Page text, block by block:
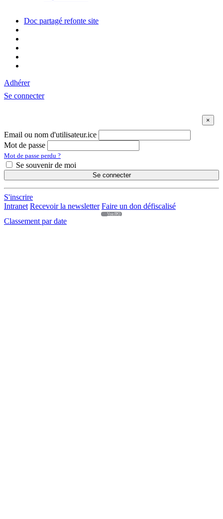
Doc partagé refonte site
Adhérer
Se connecter
Email ou nom d'utilisateur.ice
Mot de passe
Mot de passe perdu ?
Se souvenir de moi
Se connecter
S'inscrire
Intranet Recevoir la newsletter Faire un don défiscalisé
VoirJPO
Classement par date